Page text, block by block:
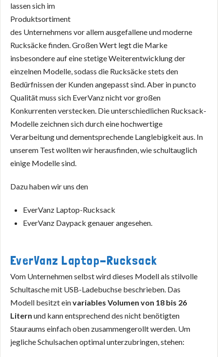
lassen sich im
Produktsortiment
des Unternehmens vor allem ausgefallene und moderne
Rucksäcke finden. Großen Wert legt die Marke
insbesondere auf eine stetige Weiterentwicklung der
einzelnen Modelle, sodass die Rucksäcke stets den
Bedürfnissen der Kunden angepasst sind. Aber in puncto
Qualität muss sich EverVanz nicht vor großen
Konkurrenten verstecken. Die unterschiedlichen Rucksack-
Modelle zeichnen sich durch eine hochwertige
Verarbeitung und dementsprechende Langlebigkeit aus. In
unserem Test wollten wir herausfinden, wie schultauglich
einige Modelle sind.
Dazu haben wir uns den
EverVanz Laptop-Rucksack
EverVanz Daypack genauer angesehen.
EverVanz Laptop-Rucksack
Vom Unternehmen selbst wird dieses Modell als stilvolle
Schultasche mit USB-Ladebuchse beschrieben. Das
Modell besitzt einvariables Volumen von 18 bis 26
Litern und kann entsprechend des nicht benötigten
Stauraums einfach oben zusammengerollt werden. Um
jegliche Schulsachen optimal unterzubringen, stehen: